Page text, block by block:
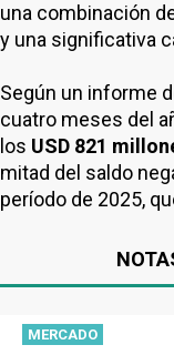
una combinación
y una significativa
Según un informe
cuatro meses del
los USD 821
mitad del saldo
período de 2025,
MERCADO